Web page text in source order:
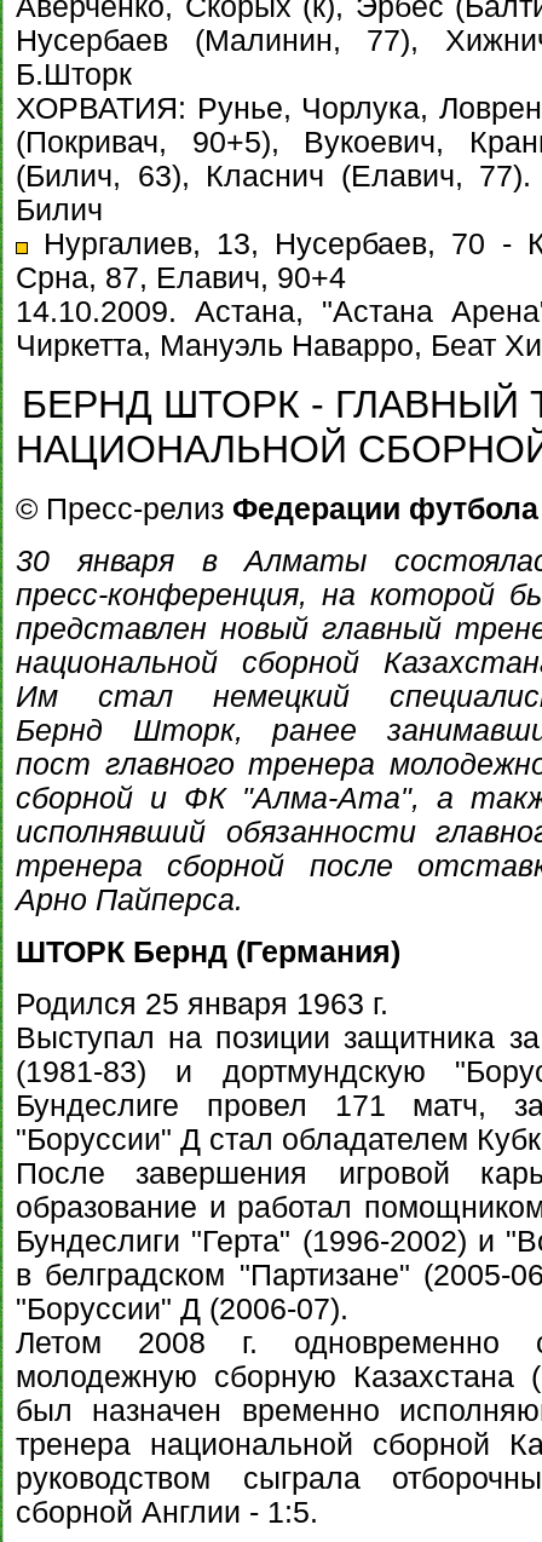
Аверченко, Скорых (к), Эрбес
Нусербаев (Малинин, 77),
Б.Шторк
ХОРВАТИЯ: Рунье, Чорлука,
(Покривач, 90+5), Вукоевич,
(Билич, 63), Класнич (Елавич,
Билич
Нургалиев, 13, Нусербаев, 70 -
Срна, 87, Елавич, 90+4
14.10.2009. Астана, "Астана
Чиркетта, Мануэль Наварро, Беат
БЕРНД ШТОРК - ГЛАВНЫЙ
НАЦИОНАЛЬНОЙ
© Пресс-релиз Федерации футбола
30 января в Алматы
пресс-конференция, на которой
представлен новый главный
национальной сборной
Им стал немецкий
Бернд Шторк, ранее
пост главного тренера
сборной и ФК "Алма-Ата", а
исполнявший обязанности
тренера сборной после
Арно Пайперса.
ШТОРК Бернд (Германия)
Родился 25 января 1963 г.
Выступал на позиции защитника
(1981-83) и дортмундскую
Бундеслиге провел 171 матч,
"Боруссии" Д стал обладателем
После завершения игровой
образование и работал
Бундеслиги "Герта" (1996-2002) и
в белградском "Партизане" (2005-
"Боруссии" Д (2006-07).
Летом 2008 г. одновременно
молодежную сборную Казахстана
был назначен временно
тренера национальной сборной
руководством сыграла
сборной Англии - 1:5.